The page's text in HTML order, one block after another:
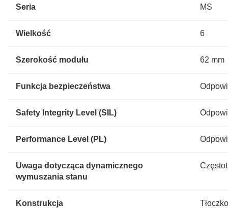
Seria MS
Wielkość 6
Szerokość modułu 62 mm
Funkcja bezpieczeństwa
Safety Integrity Level (SIL)
Performance Level (PL)
Uwaga dotycząca dynamicznego
wymuszania stanu
Konstrukcja